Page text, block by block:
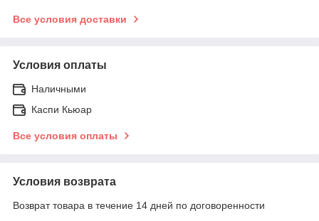
Все условия доставки
Условия оплаты
Наличными
Каспи Кьюар
Все условия оплаты
Условия возврата
Возврат товара в течение 14 дней по договоренности